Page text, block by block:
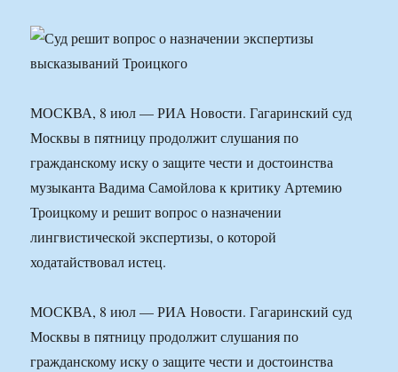
МОСКВА, 8 июл — РИА Новости. Гагаринский суд
Москвы в пятницу продолжит слушания по
гражданскому иску о защите чести и достоинства
музыканта Вадима Самойлова к критику Артемию
Троицкому и решит вопрос о назначении
лингвистической экспертизы, о которой
ходатайствовал истец.
МОСКВА, 8 июл — РИА Новости. Гагаринский суд
Москвы в пятницу продолжит слушания по
гражданскому иску о защите чести и достоинства